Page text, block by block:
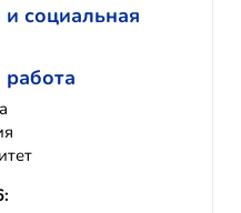
социальная